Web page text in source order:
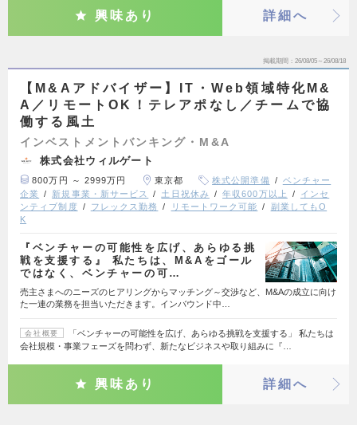
興味あり 詳細へ
掲載期間 26/08/05～26/08/18
【M&Aアドバイザー】IT・Web領域特化M&
A／リモートOK！テレアポなし／チームで協
働する風土
インベストメントバンキング・M&A
株式会社ウィルゲート
800万円 ～ 2999万円 東京都 株式公開準備
ベンチャー
企業
新規事業・新サービス 土日祝休み 年収600万以上
インセ
ンティブ制度
フレックス勤務 リモートワーク可能
副業してもO
K
『ベンチャーの可能性を広げ、あらゆる挑
戦を支援する』 私たちは、M&Aをゴール
ではなく、ベンチャーの可…
売主さまへのニーズのヒアリングからマッチング～交渉など、M&Aの成立に向け
た一連の業務を担当いただきます。インバウンド中…
会社概要
「ベンチャーの可能性を広げ、あらゆる挑戦を支援する」 私たちは
会社規模・事業フェーズを問わず、新たなビジネスや取り組みに『…
興味あり 詳細へ